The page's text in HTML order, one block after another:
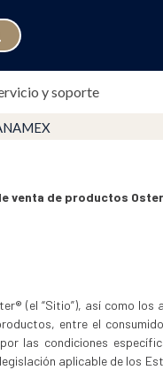
y soporte
venta de productos
(el “Sitio”), así como los
entre el
las condiciones
aplicable de los